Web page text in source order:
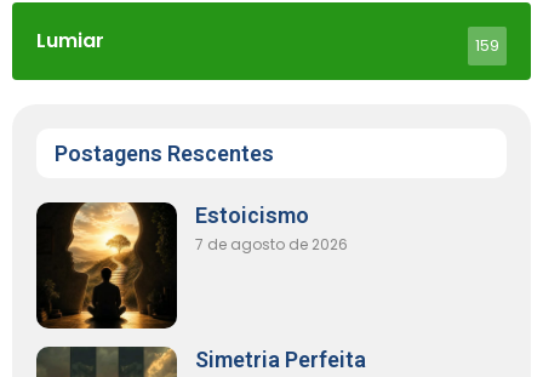
Lumiar 159
Postagens Rescentes
Estoicismo
7 de agosto de 2026
Simetria Perfeita